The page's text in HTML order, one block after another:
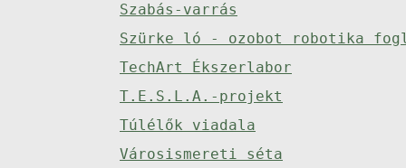
Szabás-varrás
Szürke ló - ozobot robotika
TechArt Ékszerlabor
T.E.S.L.A.-projekt
Túlélők viadala
Városismereti séta